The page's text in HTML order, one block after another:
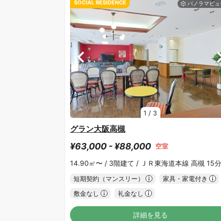
1 / 3
SOCIAL RESIDENCE
グラン大阪高槻
¥63,000 - ¥88,000 空室
14.90㎡〜 / 3階建て / ＪＲ東海道本線 高槻 15分
短期契約（マンスリー）
家具・家電付き
敷金なし
礼金なし
詳細を見る